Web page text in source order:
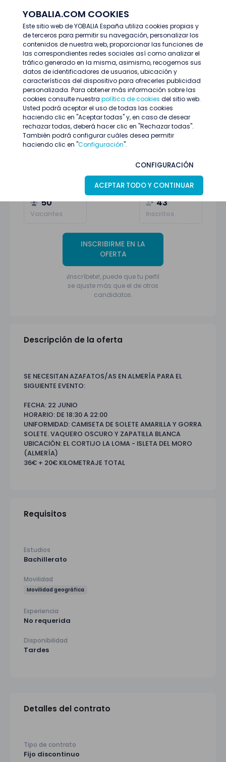
YOBALIA.COM COOKIES
Este sitio web de YOBALIA España utiliza cookies propias y
de terceros para permitir su navegación, personalizar los
contenidos de nuestra web, proporcionar las funciones de
las correspondientes redes sociales así como analizar el
tráfico generado en la misma, asimismo, recogemos sus
datos de identificadores de usuarios, ubicación y
características del dispositivo para ofrecerles publicidad
personalizada. Para obtener más información sobre las
cookies consulte nuestra política de cookies del sitio web.
Usted podrá aceptar el uso de todas las cookies
haciendo clic en "Aceptar todas" y, en caso de desear
rechazar todas, deberá hacer clic en "Rechazar todas".
También podrá configurar cuáles desea permitir
haciendo clic en "Configuración".
CONFIGURACIÓN
ACEPTAR TODO Y CONTINUAR
Últimas ofertas
PERSONAL AZAFATA/O 22 JUNIO ALMERÍA
PERSONAL AZAFATA/O 22 JUNIO ALMERÍA
ALMERÍA (Almería) 16Junio Azafatas/os
50
Vacantes
43
Inscritos
INSCRIBIRME EN LA
OFERTA
¡Inscríbete!, puede que tu perfil
se ajuste más que el de otros
candidatos.
Descripción de la oferta
SE NECESITAN AZAFATOS/AS EN ALMERÍA PARA EL
SIGUIENTE EVENTO:
FECHA: 22 JUNIO
HORARIO: DE 18:30 A 22:00
UNIFORMIDAD: CAMISETA DE SOLETE AMARILLA Y GORRA
SOLETE. VAQUERO OSCURO Y ZAPATILLA BLANCA
UBICACIÓN: EL CORTIJO LA LOMA - ISLETA DEL MORO
(ALMERÍA)
36€ + 20€ KILOMETRAJE TOTAL
Requisitos
Estudios
Bachillerato
Movilidad
Movilidad geográfica
Experiencia
No requerida
Disponibilidad
Tardes
Detalles del contrato
Tipo de contrato
Fijo discontinuo